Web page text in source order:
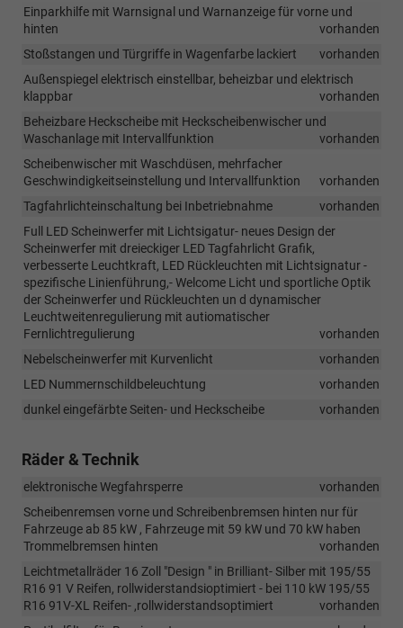
Einparkhilfe mit Warnsignal und Warnanzeige für vorne und
hinten
vorhanden
Stoßstangen und Türgriffe in Wagenfarbe lackiert
vorhanden
Außenspiegel elektrisch einstellbar, beheizbar und elektrisch
klappbar
vorhanden
Beheizbare Heckscheibe mit Heckscheibenwischer und
Waschanlage mit Intervallfunktion
vorhanden
Scheibenwischer mit Waschdüsen, mehrfacher
Geschwindigkeitseinstellung und Intervallfunktion
vorhanden
Tagfahrlichteinschaltung bei Inbetriebnahme
vorhanden
Full LED Scheinwerfer mit Lichtsigatur- neues Design der
Scheinwerfer mit dreieckiger LED Tagfahrlicht Grafik,
verbesserte Leuchtkraft, LED Rückleuchten mit Lichtsignatur -
spezifische Linienführung,- Welcome Licht und sportliche Optik
der Scheinwerfer und Rückleuchten un d dynamischer
Leuchtweitenregulierung mit autiomatischer
Fernlichtregulierung
vorhanden
Nebelscheinwerfer mit Kurvenlicht
vorhanden
LED Nummernschildbeleuchtung
vorhanden
dunkel eingefärbte Seiten- und Heckscheibe
vorhanden
Räder & Technik
elektronische Wegfahrsperre
vorhanden
Scheibenremsen vorne und Schreibenbremsen hinten nur für
Fahrzeuge ab 85 kW , Fahrzeuge mit 59 kW und 70 kW haben
Trommelbremsen hinten
vorhanden
Leichtmetallräder 16 Zoll "Design " in Brilliant- Silber mit 195/55
R16 91 V Reifen, rollwiderstandsioptimiert - bei 110 kW 195/55
R16 91V-XL Reifen- ,rollwiderstandsoptimiert
vorhanden